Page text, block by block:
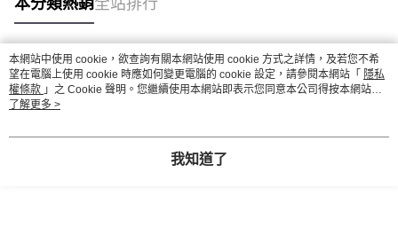
本分類熱銷全站排行
熱門標籤
本網站中使用 cookie，欲查詢有關本網站使用 cookie 方式之詳情，及若您不希
望在電腦上使用 cookie 時應如何變更電腦的 cookie 設定，請參閱本網站「 隱私
權條款 」之 Cookie 聲明。您繼續使用本網站即表示您同意本公司得按本網站使
用條款之 Cookie 聲明使用 cookie。
了解更多 >
我知道了